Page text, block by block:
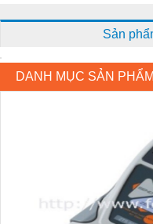
Sản
DANH MỤC SẢN PHẨM